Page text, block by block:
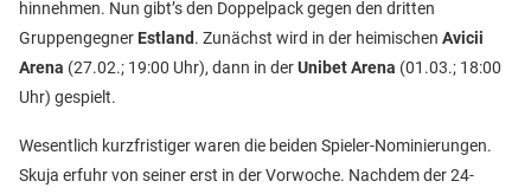
hinnehmen. Nun gibt’s den Doppelpack gegen den dritten
Gruppengegner Estland. Zunächst wird in der heimischen Avicii
Arena (27.02.; 19:00 Uhr), dann in derUnibet Arena (01.03.; 18:00
Uhr) gespielt.
Wesentlich kurzfristiger waren die beiden Spieler-Nominierungen.
Skuja erfuhr von seiner erst in der Vorwoche. Nachdem der 24-